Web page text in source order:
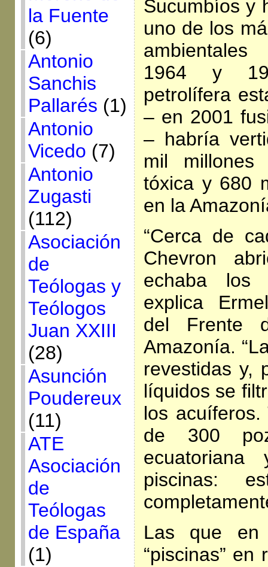
la Fuente
(6)
Antonio
Sanchis
Pallarés (1)
Antonio
Vicedo (7)
Antonio
Zugasti
(112)
Asociación
de
Teólogas y
Teólogos
Juan XXIII
(28)
Asunción
Poudereux
(11)
ATE
Asociación
de
Teólogas
de España
(1)
Sucumbíos y
uno de los
1964 y
petrolífera
– en 2001
– habría
mil
tóxica y 680
en la
“Cerca de
Chevron
echaba los
explica
del Frente
Amazonía.
revestidas y,
líquidos se
los acuíferos.
de 300
piscinas:
Las que en
“piscinas” en